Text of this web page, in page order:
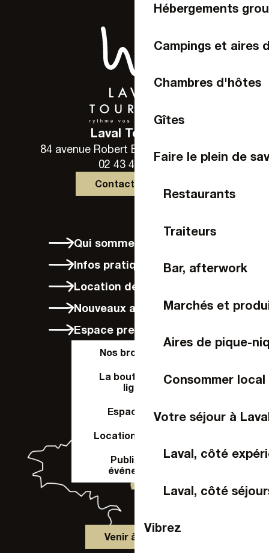
Hébergements
Campings et aires
Chambres d'hôtes
Gîtes
Faire le plein de
Restaurants
Traiteurs
Bar, afterwork
Marchés et
Aires de pique-
Consommer local
Votre séjour à
Laval, côté
Laval, côté
Vibrez
Laval Tourisme
84 avenue Robert Buron - 53000 Laval
02 43 49 46 46
Contactez-nous
Qui sommes-nous ?
Infos pratiques
Location de vélos à Laval
Nouveaux arrivants
Espace presse
Nos brochures
La boutique en
ligne
Espace Pro
Location de salle
Publier un
événement
Venir à Laval